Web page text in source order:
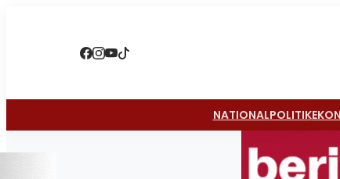
NATIONALPOLITIK